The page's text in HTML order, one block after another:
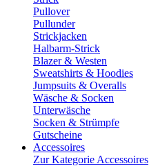
Pullover
Pullunder
Strickjacken
Halbarm-Strick
Blazer & Westen
Sweatshirts & Hoodies
Jumpsuits & Overalls
Wäsche & Socken
Unterwäsche
Socken & Strümpfe
Gutscheine
Accessoires
Zur Kategorie Accessoires